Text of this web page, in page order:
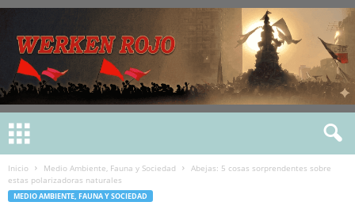
Inicio Medio Ambiente, Fauna y Sociedad
Abejas: 5 cosas sorprendentes sobre
estas polarizadoras naturales
MEDIO AMBIENTE, FAUNA Y SOCIEDAD